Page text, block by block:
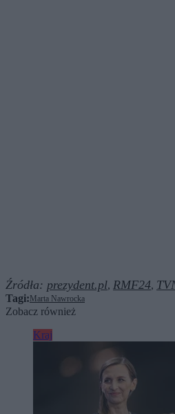
Źródła: prezydent.pl, RMF24,
Tagi: Marta Nawrocka
Zobacz również
Kraj